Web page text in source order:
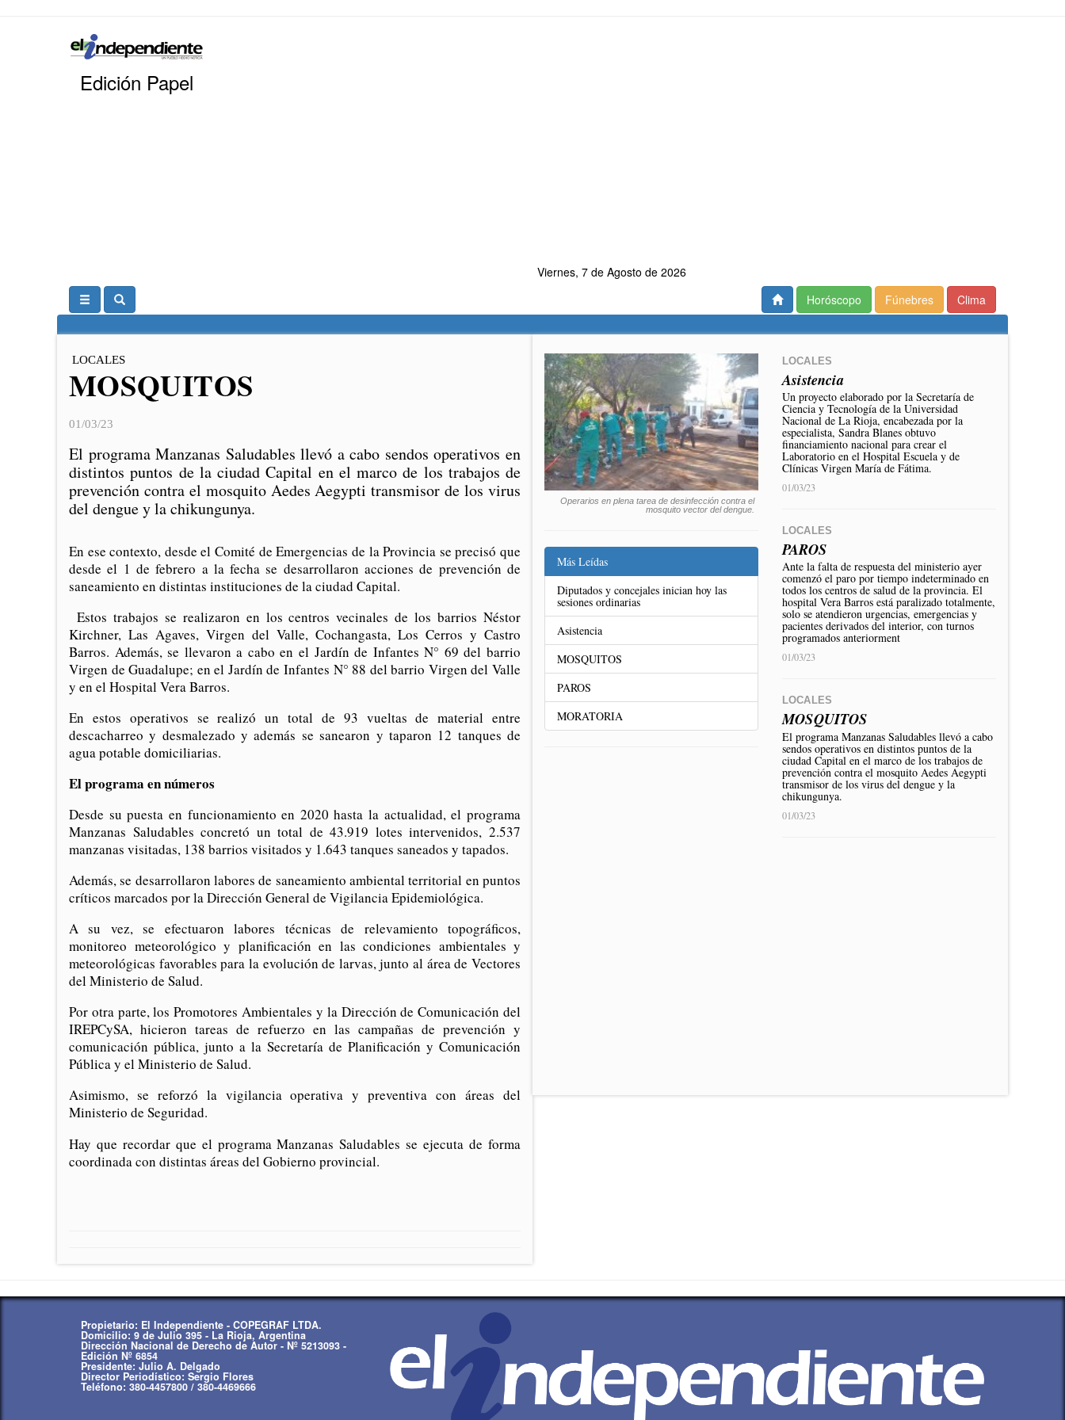
Edición Papel
Viernes, 7 de Agosto de 2026
Horóscopo
Fúnebres Clima
LOCALES
MOSQUITOS
01/03/23
El programa Manzanas Saludables llevó a cabo sendos operativos en
distintos puntos de la ciudad Capital en el marco de los trabajos de
prevención contra el mosquito Aedes Aegypti transmisor de los virus
del dengue y la chikungunya.
En ese contexto, desde el Comité de Emergencias de la Provincia se precisó que
desde el 1 de febrero a la fecha se desarrollaron acciones de prevención de
saneamiento en distintas instituciones de la ciudad Capital.
Estos trabajos se realizaron en los centros vecinales de los barrios Néstor
Kirchner, Las Agaves, Virgen del Valle, Cochangasta, Los Cerros y Castro
Barros. Además, se llevaron a cabo en el Jardín de Infantes N° 69 del barrio
Virgen de Guadalupe; en el Jardín de Infantes N° 88 del barrio Virgen del Valle
y en el Hospital Vera Barros.
En estos operativos se realizó un total de 93 vueltas de material entre
descacharreo y desmalezado y además se sanearon y taparon 12 tanques de
agua potable domiciliarias.
El programa en números
Desde su puesta en funcionamiento en 2020 hasta la actualidad, el programa
Manzanas Saludables concretó un total de 43.919 lotes intervenidos, 2.537
manzanas visitadas, 138 barrios visitados y 1.643 tanques saneados y tapados.
Además, se desarrollaron labores de saneamiento ambiental territorial en puntos
críticos marcados por la Dirección General de Vigilancia Epidemiológica.
A su vez, se efectuaron labores técnicas de relevamiento topográficos,
monitoreo meteorológico y planificación en las condiciones ambientales y
meteorológicas favorables para la evolución de larvas, junto al área de Vectores
del Ministerio de Salud.
Por otra parte, los Promotores Ambientales y la Dirección de Comunicación del
IREPCySA, hicieron tareas de refuerzo en las campañas de prevención y
comunicación pública, junto a la Secretaría de Planificación y Comunicación
Pública y el Ministerio de Salud.
Asimismo, se reforzó la vigilancia operativa y preventiva con áreas del
Ministerio de Seguridad.
Hay que recordar que el programa Manzanas Saludables se ejecuta de forma
coordinada con distintas áreas del Gobierno provincial.
Operarios en plena tarea de desinfección contra el
mosquito vector del dengue.
Más Leídas
Diputados y concejales inician hoy las
sesiones ordinarias
Asistencia
MOSQUITOS
PAROS
MORATORIA
LOCALES
Asistencia
Un proyecto elaborado por la Secretaría de
Ciencia y Tecnología de la Universidad
Nacional de La Rioja, encabezada por la
especialista, Sandra Blanes obtuvo
financiamiento nacional para crear el
Laboratorio en el Hospital Escuela y de
Clínicas Virgen María de Fátima.
01/03/23
LOCALES
PAROS
Ante la falta de respuesta del ministerio ayer
comenzó el paro por tiempo indeterminado en
todos los centros de salud de la provincia. El
hospital Vera Barros está paralizado totalmente,
solo se atendieron urgencias, emergencias y
pacientes derivados del interior, con turnos
programados anteriorment
01/03/23
LOCALES
MOSQUITOS
El programa Manzanas Saludables llevó a cabo
sendos operativos en distintos puntos de la
ciudad Capital en el marco de los trabajos de
prevención contra el mosquito Aedes Aegypti
transmisor de los virus del dengue y la
chikungunya.
01/03/23
Propietario: El Independiente - COPEGRAF LTDA.
Domicilio: 9 de Julio 395 - La Rioja, Argentina
Dirección Nacional de Derecho de Autor - Nº 5213093 -
Edición Nº 6854
Presidente: Julio A. Delgado
Director Periodístico: Sergio Flores
Teléfono: 380-4457800 / 380-4469666